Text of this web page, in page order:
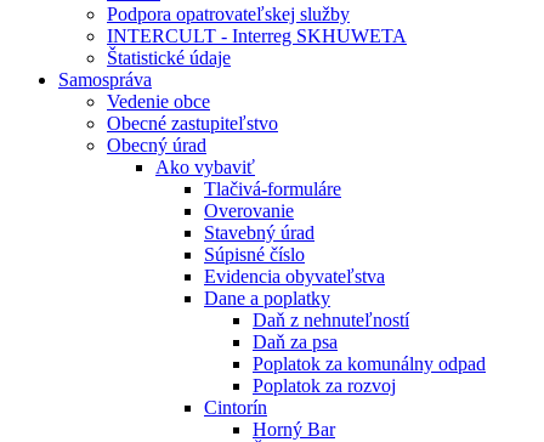
Podpora opatrovateľskej služby
INTERCULT - Interreg SKHUWETA
Štatistické údaje
Samospráva
Vedenie obce
Obecné zastupiteľstvo
Obecný úrad
Ako vybaviť
Tlačivá-formuláre
Overovanie
Stavebný úrad
Súpisné číslo
Evidencia obyvateľstva
Dane a poplatky
Daň z nehnuteľností
Daň za psa
Poplatok za komunálny odpad
Poplatok za rozvoj
Cintorín
Horný Bar